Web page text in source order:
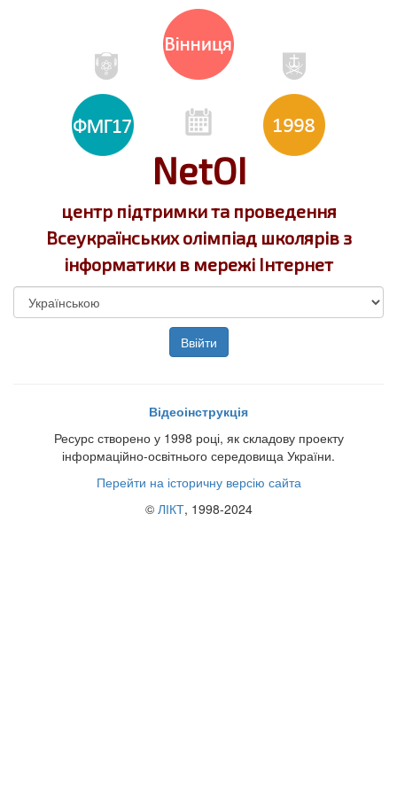
NetOI
центр підтримки та проведення
Всеукраїнських олімпіад школярів з
інформатики в мережі Інтернет
Відеоінструкція
Ресурс створено у 1998 році, як складову проекту
інформаційно-освітнього середовища України.
Перейти на історичну версію сайта
© ЛІКТ, 1998-2024